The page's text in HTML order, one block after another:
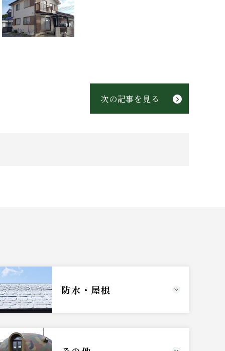
次の記事を見る
防水・屋根